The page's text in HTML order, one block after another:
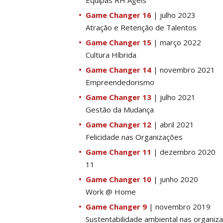
Game Changer 16 | julho 2023
Atração e Retenção de Talentos
Game Changer 15 | março 2022
Cultura Híbrida
Game Changer 14 | novembro 2021
Empreendedorismo
Game Changer 13 | julho 2021
Gestão da Mudança
Game Changer 12 | abril 2021
Felicidade nas Organizações
Game Changer 11 | dezembro 2020
11
Game Changer 10 | junho 2020
Work @ Home
Game Changer 9 | novembro 2019
Sustentabilidade ambiental nas